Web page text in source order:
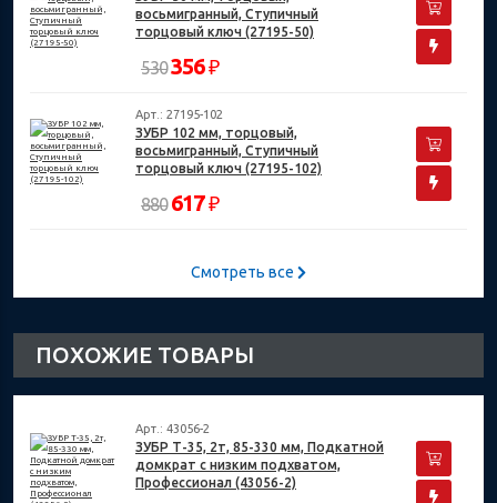
восьмигранный, Ступичный
торцовый ключ (27195-50)
530356₽
Арт.: 27195-102
ЗУБР 102 мм, торцовый,
восьмигранный, Ступичный
торцовый ключ (27195-102)
880 617₽
Смотреть все
ПОХОЖИЕ ТОВАРЫ
Арт.: 43056-2
ЗУБР Т-35, 2т, 85-330 мм, Подкатной
домкрат с низким подхватом,
Профессионал (43056-2)